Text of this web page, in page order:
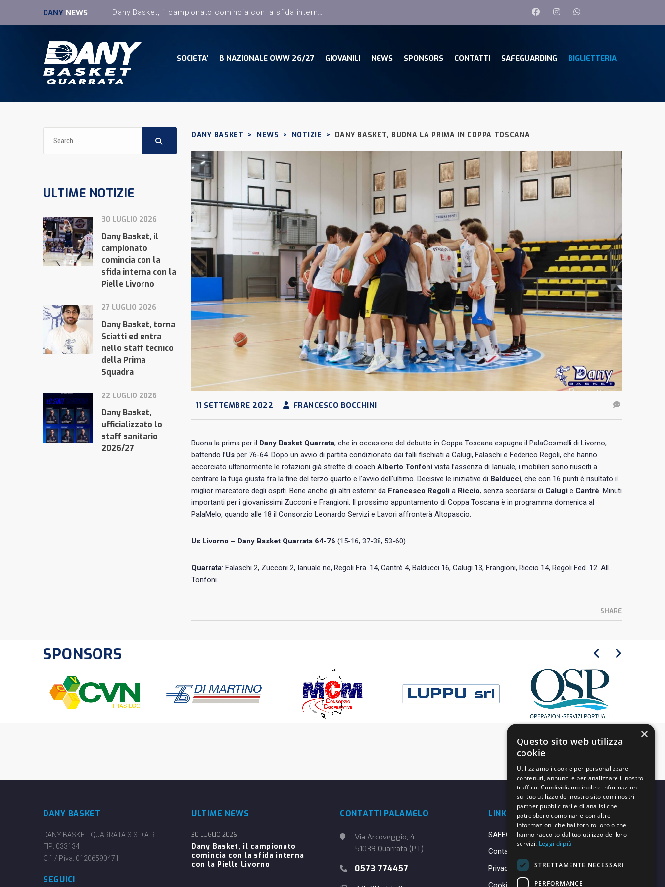
DANY NEWS
SOCIETA’ B NAZIONALE OWW 26/27 GIOVANILI NEWS SPONSORS CONTATTI SAFEGUARDING BIGLIETTERIA
DANY BASKET > NEWS > NOTIZIE > DANY BASKET, BUONA LA PRIMA IN COPPA TOSCANA
11 SETTEMBRE 2022 FRANCESCO BOCCHINI
Buona la prima per il Dany Basket Quarrata, che in occasione del debutto in Coppa Toscana espugna il PalaCosmelli di Livorno,
battendo l’Us per 76-64. Dopo un avvio di partita condizionato dai falli fischiati a Calugi, Falaschi e Federico Regoli, che hanno
accorciato ulteriormente le rotazioni già strette di coach Alberto Tonfoni vista l’assenza di Ianuale, i mobilieri sono riusciti a
centrare la fuga giusta fra la fine del terzo quarto e l’avvio dell’ultimo. Decisive le iniziative di Balducci, che con 16 punti è risultato il
miglior marcatore degli ospiti. Bene anche gli altri esterni: da Francesco Regoli a Riccio, senza scordarsi di Calugi e Cantrè. Minuti
importanti per i giovanissimi Zucconi e Frangioni. Il prossimo appuntamento di Coppa Toscana è in programma domenica al
PalaMelo, quando alle 18 il Consorzio Leonardo Servizi e Lavori affronterà Altopascio.
Us Livorno – Dany Basket Quarrata 64-76 (15-16, 37-38, 53-60)
Quarrata: Falaschi 2, Zucconi 2, Ianuale ne, Regoli Fra. 14, Cantrè 4, Balducci 16, Calugi 13, Frangioni, Riccio 14, Regoli Fed. 12. All.
Tonfoni.
SHARE
ULTIME NOTIZIE
30 LUGLIO 2026
Dany Basket, il
campionato
comincia con la
sfida interna con la
Pielle Livorno
27 LUGLIO 2026
Dany Basket, torna
Sciatti ed entra
nello staff tecnico
della Prima
Squadra
22 LUGLIO 2026
Dany Basket,
ufficializzato lo
staff sanitario
2026/27
SPONSORS
DANY BASKET
DANY BASKET QUARRATA S.S.D.A.R.L.
FIP: 033134
C.f. / P.iva: 01206590471
SEGUICI
ULTIME NEWS
Dany Basket, il campionato
comincia con la sfida interna
con la Pielle Livorno
30 LUGLIO 2026
CONTATTI PALAMELO
Via Arcoveggio, 4
51039 Quarrata (PT)
0573 774457
LINK UTILI
SAFEGUARDING
Contatti
Privacy Policy
Cookie Policy
×
Questo sito web utilizza
cookie
Utilizziamo i cookie per personalizzare
contenuti, annunci e per analizzare il nostro
traffico. Condividiamo inoltre informazioni
sul tuo utilizzo del nostro sito con i nostri
partner pubblicitari e di analisi che
potrebbero combinarle con altre
informazioni che hai fornito loro o che
hanno raccolto dal tuo utilizzo dei loro
servizi. Leggi di più
STRETTAMENTE NECESSARI
PERFORMANCE